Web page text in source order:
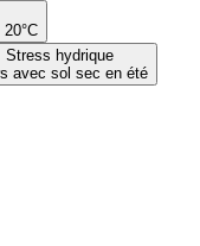
Stress hydrique
avec sol sec en été